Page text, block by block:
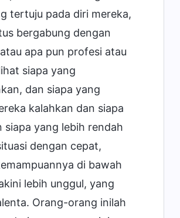
tertuju pada diri mereka,
bergabung dengan
apa pun profesi atau
siapa yang
dan siapa yang
kalahkan dan siapa
yang lebih rendah
dengan cepat,
di bawah
lebih unggul, yang
Orang-orang inilah